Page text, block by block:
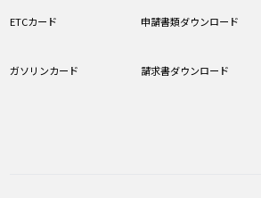
ETCカード
ガソリンカード
申請書類ダウンロード
請求書ダウンロード